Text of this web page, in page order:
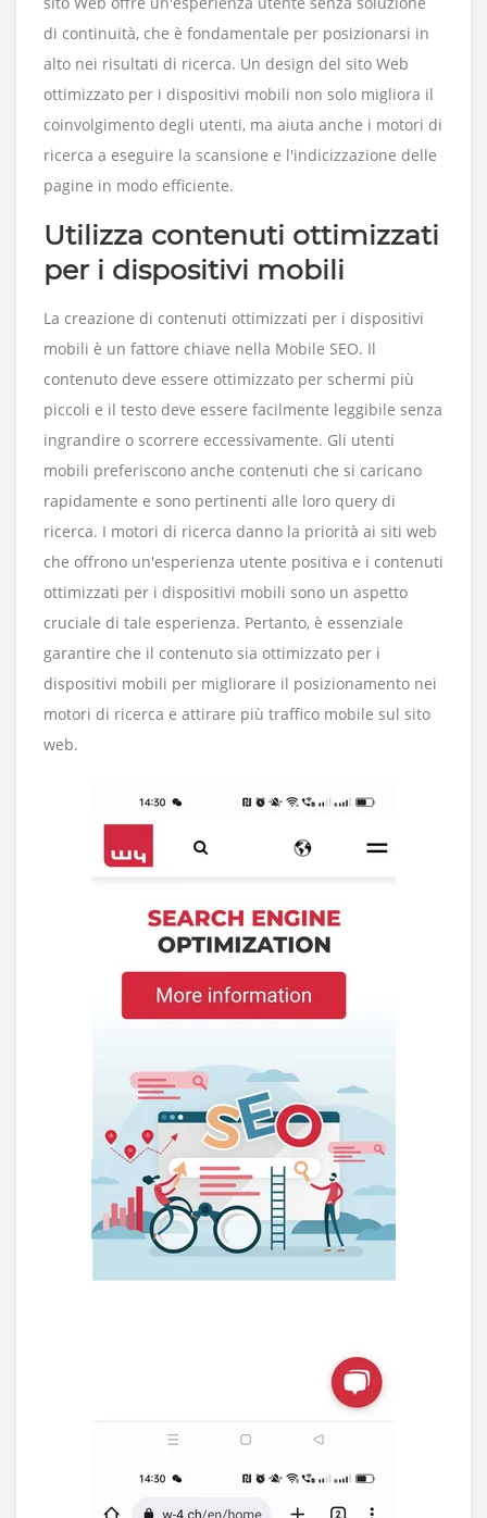
di continuità, che è fondamentale per posizionarsi in
alto nei risultati di ricerca. Un design del sito Web
ottimizzato per i dispositivi mobili non solo migliora il
coinvolgimento degli utenti, ma aiuta anche i motori di
ricerca a eseguire la scansione e l'indicizzazione delle
pagine in modo efficiente.
Utilizza contenuti ottimizzati
per i dispositivi mobili
La creazione di contenuti ottimizzati per i dispositivi
mobili è un fattore chiave nella Mobile SEO. Il
contenuto deve essere ottimizzato per schermi più
piccoli e il testo deve essere facilmente leggibile senza
ingrandire o scorrere eccessivamente. Gli utenti
mobili preferiscono anche contenuti che si caricano
rapidamente e sono pertinenti alle loro query di
ricerca. I motori di ricerca danno la priorità ai siti web
che offrono un'esperienza utente positiva e i contenuti
ottimizzati per i dispositivi mobili sono un aspetto
cruciale di tale esperienza. Pertanto, è essenziale
garantire che il contenuto sia ottimizzato per i
dispositivi mobili per migliorare il posizionamento nei
motori di ricerca e attirare più traffico mobile sul sito
web.